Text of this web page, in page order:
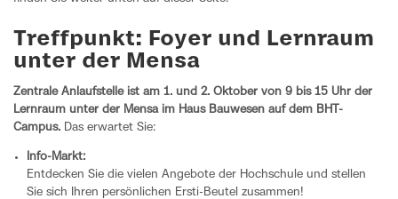
Treffpunkt: Foyer und Lernraum
unter der Mensa
Zentrale Anlaufstelle ist am 1. und 2. Oktober von 9 bis 15 Uhr der
Lernraum unter der Mensa im Haus Bauwesen auf dem BHT-
Campus. Das erwartet Sie:
Info-Markt:
Entdecken Sie die vielen Angebote der Hochschule und stellen
Sie sich Ihren persönlichen Ersti-Beutel zusammen!